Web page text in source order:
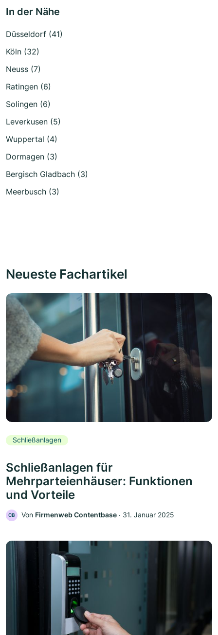
In der Nähe
Düsseldorf (41)
Köln (32)
Neuss (7)
Ratingen (6)
Solingen (6)
Leverkusen (5)
Wuppertal (4)
Dormagen (3)
Bergisch Gladbach (3)
Meerbusch (3)
Neueste Fachartikel
Schließanlagen
Schließanlagen für
Mehrparteienhäuser: Funktionen
und Vorteile
CB Von Firmenweb Contentbase ‧ 31. Januar 2025